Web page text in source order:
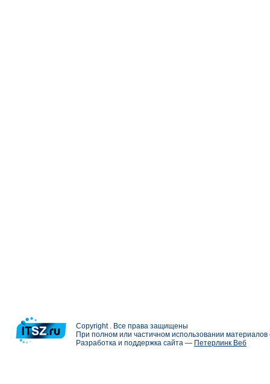
Copyright . Все права защищены
При полном или частичном использовании
Разработка и поддержка сайта — Петерлинк Веб